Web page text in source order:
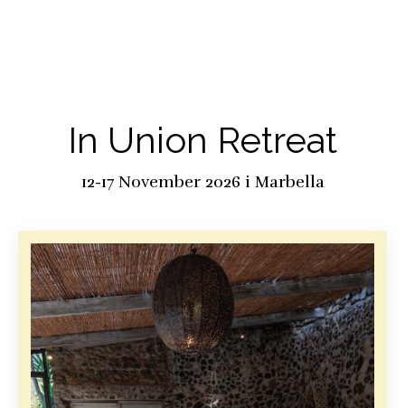
In Union Retreat
12-17 November 2026 i Marbella